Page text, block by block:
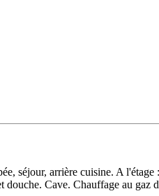
séjour, arrière cuisine. A
Cave. Chauffage au